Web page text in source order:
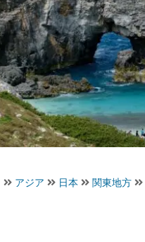
アジア 日本 関東地方